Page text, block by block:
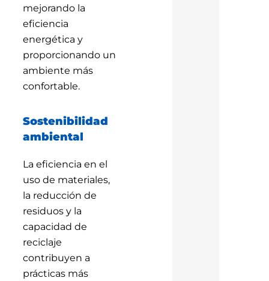
mejorando la
eficiencia
energética y
proporcionando un
ambiente más
confortable.
Sostenibilidad
ambiental
La eficiencia en el
uso de materiales,
la reducción de
residuos y la
capacidad de
reciclaje
contribuyen a
prácticas más